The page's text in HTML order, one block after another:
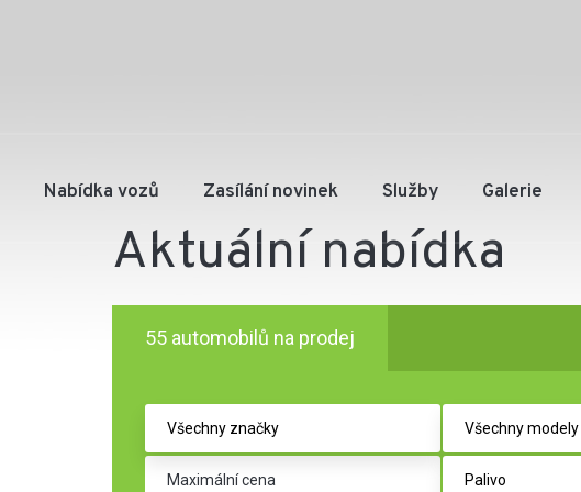
Nabídka vozů Zasílání novinek Služby Galerie
Aktuální nabídka
55 automobilů na prodej